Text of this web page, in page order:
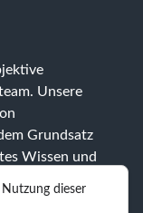
Unsere
Grundsatz
Wissen und
prüfen, ob
dieser